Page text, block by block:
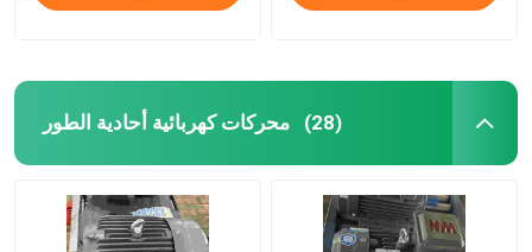
محركات كهربائية أحادية الطور (28)